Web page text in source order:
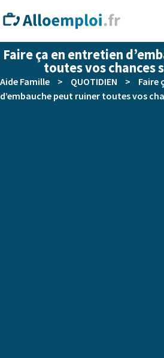
Faire ça en entretien
toutes vos chances
Aide Famille > QUOTIDIEN >
Faire
d’embauche peut ruiner toutes vos